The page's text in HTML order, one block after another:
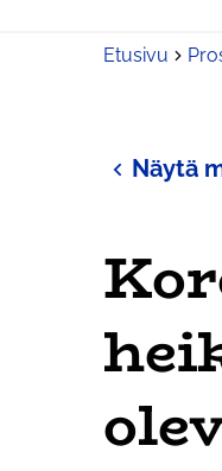
Etusivu
Näytä